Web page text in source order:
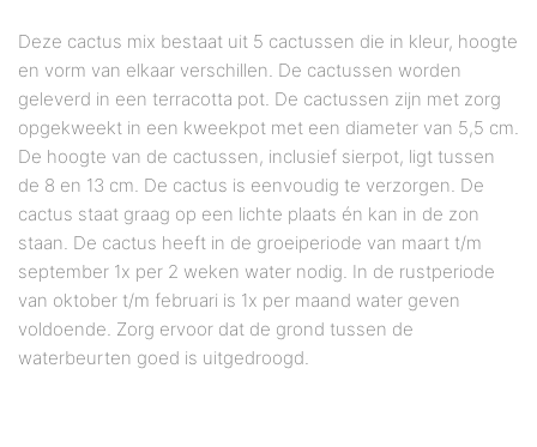
Deze cactus mix bestaat uit 5 cactussen die in kleur, hoogte
en vorm van elkaar verschillen. De cactussen worden
geleverd in een terracotta pot. De cactussen zijn met zorg
opgekweekt in een kweekpot met een diameter van 5,5 cm.
De hoogte van de cactussen, inclusief sierpot, ligt tussen
de 8 en 13 cm. De cactus is eenvoudig te verzorgen. De
cactus staat graag op een lichte plaats én kan in de zon
staan. De cactus heeft in de groeiperiode van maart t/m
september 1x per 2 weken water nodig. In de rustperiode
van oktober t/m februari is 1x per maand water geven
voldoende. Zorg ervoor dat de grond tussen de
waterbeurten goed is uitgedroogd.